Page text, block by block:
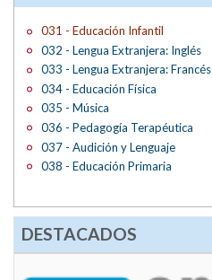
031 - Educación Infantil
032 - Lengua Extranjera: Inglés
033 - Lengua Extranjera: Francés
034 - Educación Física
035 - Música
036 - Pedagogía Terapéutica
037 - Audición y Lenguaje
038 - Educación Primaria
DESTACADOS